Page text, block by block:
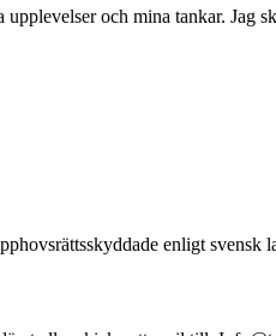
och mina tankar.
enligt